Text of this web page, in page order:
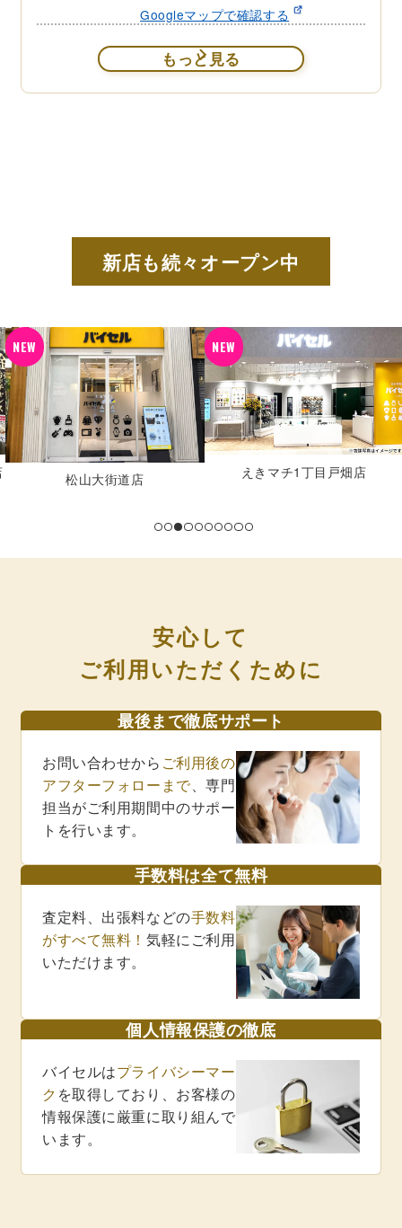
Googleマップで確認する
もっと見る
新店も続々オープン中
NEW
えきマチ1丁目戸畑店
NEW
あらたま橋店
安心して
ご利用いただくために
最後まで徹底サポート
お問い合わせから ご利用後の
アフターフォローまで、専門
担当がご利用期間中のサポー
トを行います。
手数料は全て無料
査定料、出張料などの手数料
がすべて無料！ 気軽にご利用
いただけます。
個人情報保護の徹底
バイセルはプライバシーマー
ク を取得しており、お客様の
情報保護に厳重に取り組んで
います。